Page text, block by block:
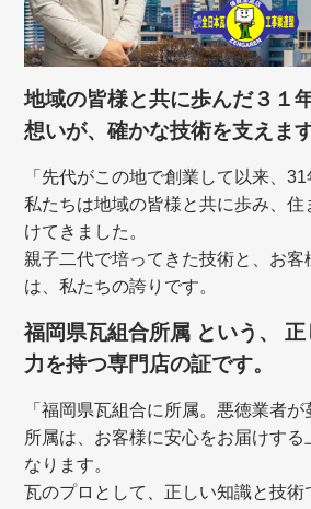
地域の皆様と共に歩んだ３１
想いが、確かな技術を支えます
「先代がこの地で創業して以来、31
私たちは地域の皆様と共に歩み、
けてきました。
親子二代で培ってきた技術と、お客
は、私たちの誇りです。
福岡県瓦組合所属 という、
力を持つ専門店の証です。
「福岡県瓦組合に所属。悪徳業者
所属は、お客様に安心をお届けする
なります。
瓦のプロとして、正しい知識と技術